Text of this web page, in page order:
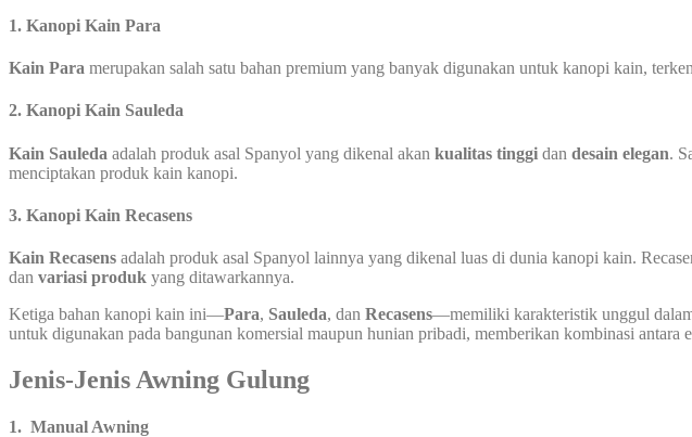
1. Kanopi Kain Para
Kain Para merupakan salah satu bahan premium yang banyak digunakan untuk kanopi kain,
2. Kanopi Kain Sauleda
Kain Sauleda adalah produk asal Spanyol yang dikenal akan kualitas tinggi dan desain elegan.
menciptakan produk kain kanopi.
3. Kanopi Kain Recasens
Kain Recasens adalah produk asal Spanyol lainnya yang dikenal luas di dunia kanopi kain.
dan variasi produk yang ditawarkannya.
Ketiga bahan kanopi kain ini—Para, Sauleda, dan Recasens—memiliki karakteristik unggul
untuk digunakan pada bangunan komersial maupun hunian pribadi, memberikan kombinasi antara
Jenis-Jenis Awning Gulung
1. Manual Awning